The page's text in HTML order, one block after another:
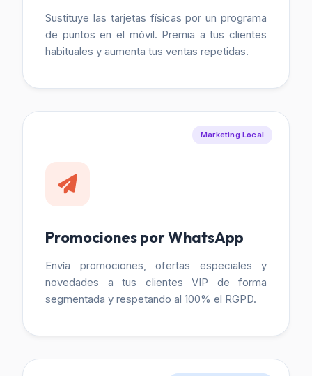
Sustituye las tarjetas físicas por un programa
de puntos en el móvil. Premia a tus clientes
habituales y aumenta tus ventas repetidas.
Marketing Local
Promociones por WhatsApp
Envía promociones, ofertas especiales y
novedades a tus clientes VIP de forma
segmentada y respetando al 100% el RGPD.